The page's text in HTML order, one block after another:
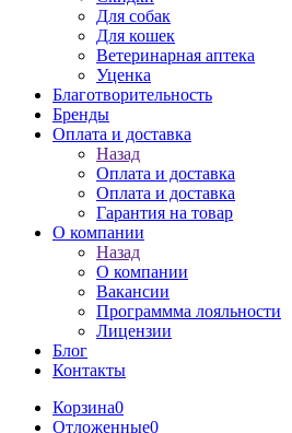
Для собак
Для кошек
Ветеринарная аптека
Уценка
Благотворительность
Бренды
Оплата и доставка
Назад
Оплата и доставка
Оплата и доставка
Гарантия на товар
О компании
Назад
О компании
Вакансии
Программма лояльности
Лицензии
Блог
Контакты
Корзина0
Отложенные0